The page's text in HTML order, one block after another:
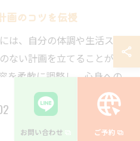
画のコツを伝授
は、自分の体調や生活スタ
ない計画を立てることが大
を柔軟に調整し、心身への
継続のポイントとなりま
すい週末や仕事の繁忙期は
柔軟に変更できる院を選ぶ
お問い合わせ ご予約